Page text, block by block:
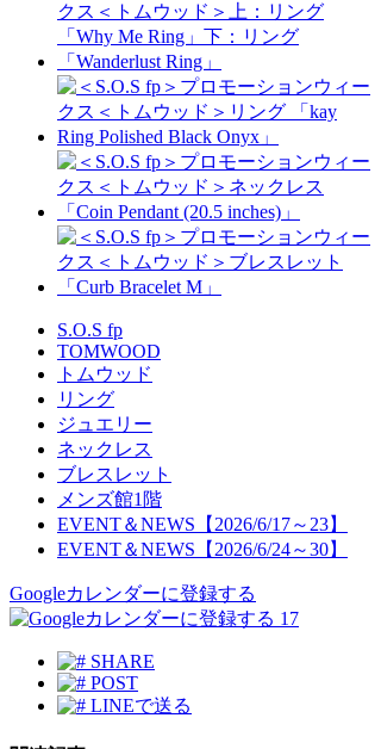
S.O.S fp
TOMWOOD
トムウッド
リング
ジュエリー
ネックレス
ブレスレット
メンズ館1階
EVENT＆NEWS【2026/6/17～23】
EVENT＆NEWS【2026/6/24～30】
Googleカレンダーに登録する
17
SHARE
POST
LINEで送る